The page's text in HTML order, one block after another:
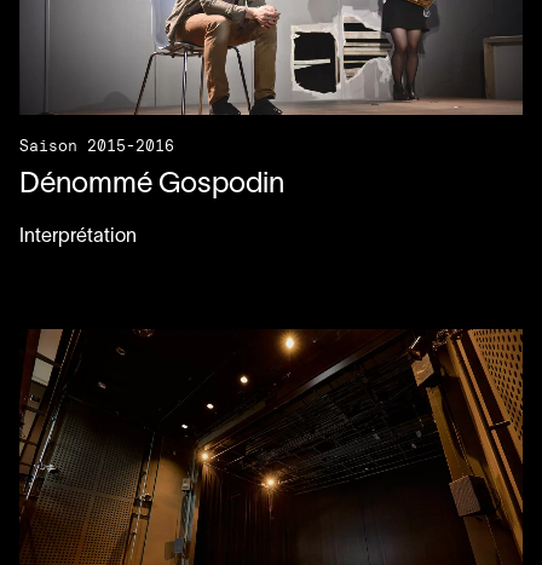
Saison 2015-2016
Dénommé Gospodin
Interprétation